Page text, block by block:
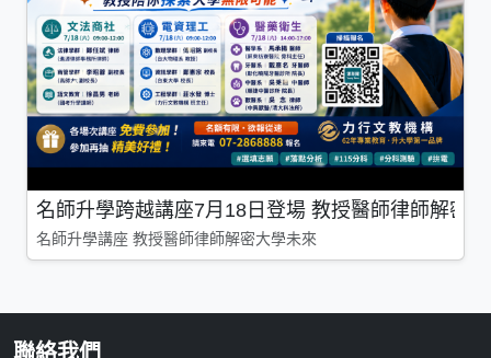
名師升學跨越講座7月18日登場 教授醫師律師解密
名師升學講座 教授醫師律師解密大學未來
聯絡我們